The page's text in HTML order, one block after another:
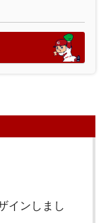
インしまし